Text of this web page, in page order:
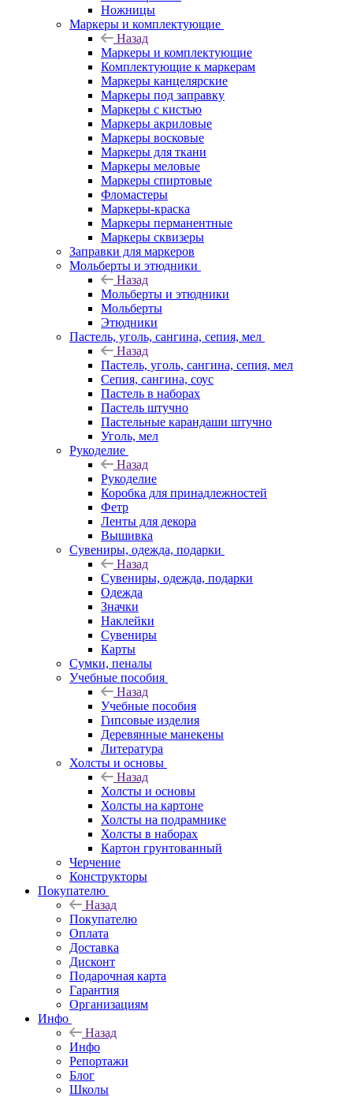
Ножницы
Маркеры и комплектующие
Назад
Маркеры и комплектующие
Комплектующие к маркерам
Маркеры канцелярские
Маркеры под заправку
Маркеры с кистью
Маркеры акриловые
Маркеры восковые
Маркеры для ткани
Маркеры меловые
Маркеры спиртовые
Фломастеры
Маркеры-краска
Маркеры перманентные
Маркеры сквизеры
Заправки для маркеров
Мольберты и этюдники
Назад
Мольберты и этюдники
Мольберты
Этюдники
Пастель, уголь, сангина, сепия, мел
Назад
Пастель, уголь, сангина, сепия, мел
Сепия, сангина, соус
Пастель в наборах
Пастель штучно
Пастельные карандаши штучно
Уголь, мел
Рукоделие
Назад
Рукоделие
Коробка для принадлежностей
Фетр
Ленты для декора
Вышивка
Сувениры, одежда, подарки
Назад
Сувениры, одежда, подарки
Одежда
Значки
Наклейки
Сувениры
Карты
Сумки, пеналы
Учебные пособия
Назад
Учебные пособия
Гипсовые изделия
Деревянные манекены
Литература
Холсты и основы
Назад
Холсты и основы
Холсты на картоне
Холсты на подрамнике
Холсты в наборах
Картон грунтованный
Черчение
Конструкторы
Покупателю
Назад
Покупателю
Оплата
Доставка
Дисконт
Подарочная карта
Гарантия
Организациям
Инфо
Назад
Инфо
Репортажи
Блог
Школы